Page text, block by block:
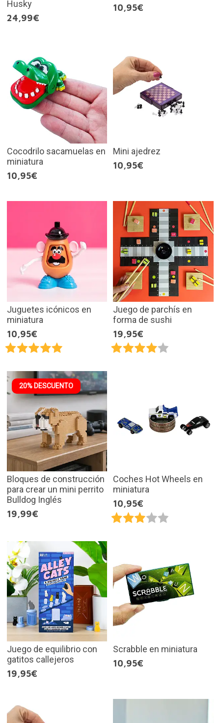
Husky
24,99€
10,95€
Cocodrilo sacamuelas en
miniatura
10,95€
Mini ajedrez
10,95€
Juguetes icónicos en
miniatura
10,95€
Juego de parchís en
forma de sushi
19,95€
20% DESCUENTO
Bloques de construcción
para crear un mini perrito
Bulldog Inglés
19,99€
Coches Hot Wheels en
miniatura
10,95€
Juego de equilibrio con
gatitos callejeros
19,95€
Scrabble en miniatura
10,95€